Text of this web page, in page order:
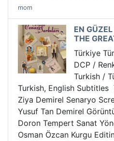
mom
EN
THE
Türkiye
DCP /
Turkish /
Turkish, English
Ziya Demirel Senaryo
Yusuf Tan Demirel
Doron Tempert Sanat
Osman Özcan Kurgu